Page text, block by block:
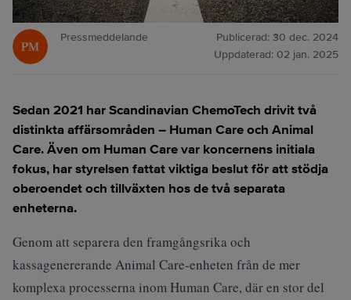
Pressmeddelande Publicerad: 30 dec. 2024
Uppdaterad: 02 jan. 2025
Sedan 2021 har Scandinavian ChemoTech drivit två
distinkta affärsområden – Human Care och Animal
Care. Även om Human Care var koncernens initiala
fokus, har styrelsen fattat viktiga beslut för att stödja
oberoendet och tillväxten hos de två separata
enheterna.
Genom att separera den framgångsrika och
kassagenererande Animal Care-enheten från de mer
komplexa processerna inom Human Care, där en stor del